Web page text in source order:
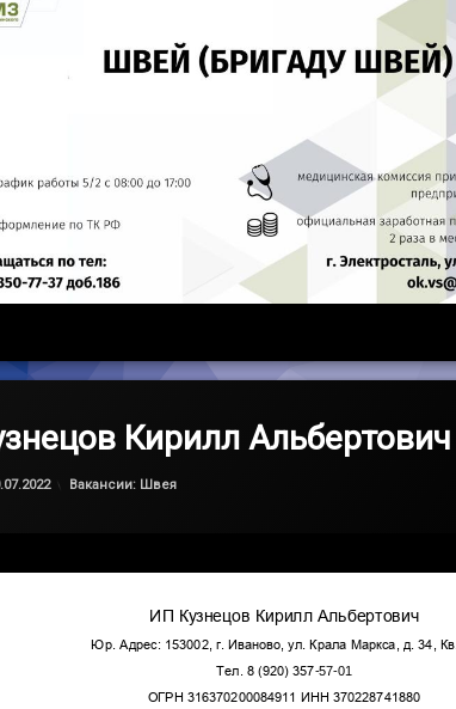
Кирилл Альбертович
Обновлено на
by
Категории:
Вакансии: Швея